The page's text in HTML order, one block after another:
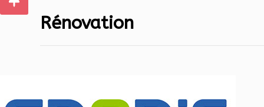
Rénovation